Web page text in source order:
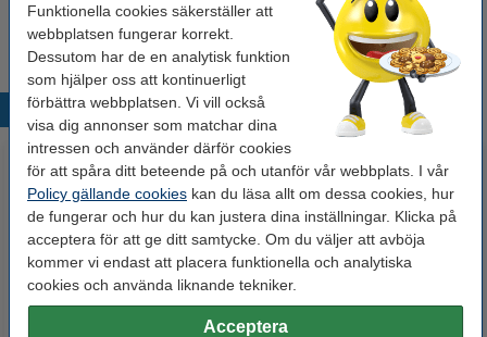
Funktionella cookies säkerställer att
webbplatsen fungerar korrekt.
Dessutom har de en analytisk funktion
som hjälper oss att kontinuerligt
förbättra webbplatsen. Vi vill också
visa dig annonser som matchar dina
intressen och använder därför cookies
för att spåra ditt beteende på och utanför vår webbplats. I vår
Policy gällande cookies kan du läsa allt om dessa cookies, hur
de fungerar och hur du kan justera dina inställningar. Klicka på
acceptera för att ge ditt samtycke. Om du väljer att avböja
kommer vi endast att placera funktionella och analytiska
cookies och använda liknande tekniker.
Acceptera
CD1616
CR1616 CR1616-1W
DL1616
DL1616B
ECR1616 KCR1616
L11
L28
LM1616 YA
Populära produkter